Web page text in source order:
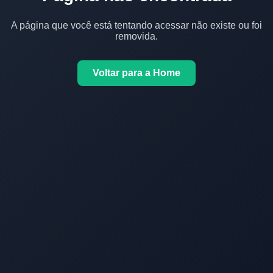
A página que você está tentando acessar não existe ou foi
removida.
Voltar para a Home